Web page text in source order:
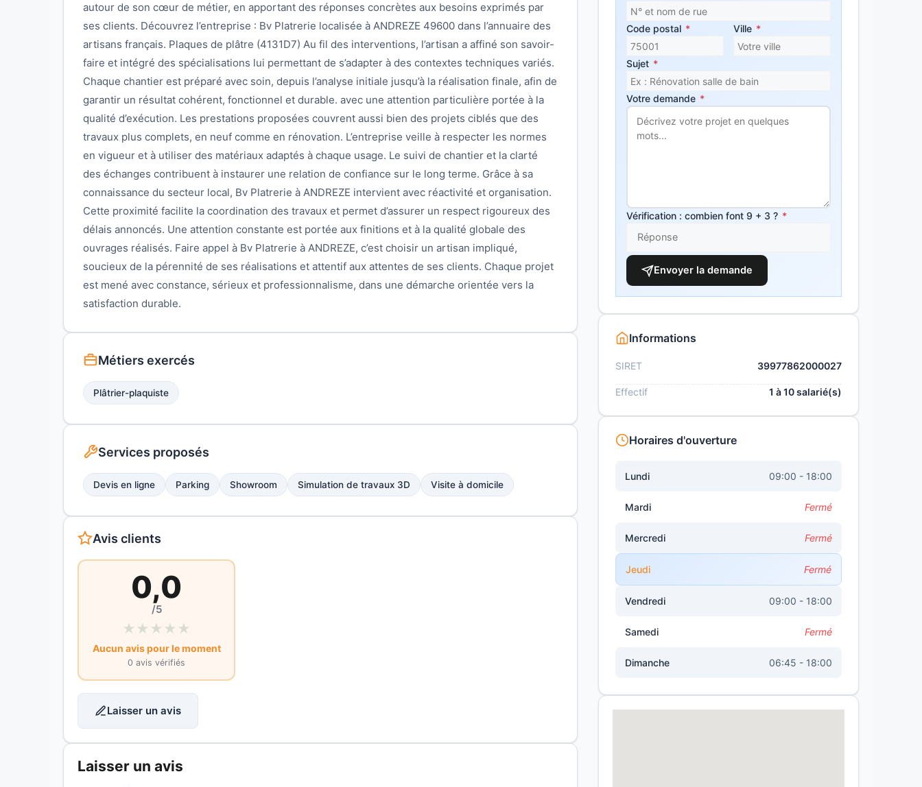
autour de son cœur de métier, en apportant des réponses concrètes aux besoins exprimés par
ses clients. Découvrez l’entreprise : Bv Platrerie localisée à ANDREZE 49600 dans l’annuaire des
artisans français. Plaques de plâtre (4131D7) Au fil des interventions, l’artisan a affiné son savoir-
faire et intégré des spécialisations lui permettant de s’adapter à des contextes techniques variés.
Chaque chantier est préparé avec soin, depuis l’analyse initiale jusqu’à la réalisation finale, afin de
garantir un résultat cohérent, fonctionnel et durable. avec une attention particulière portée à la
qualité d’exécution. Les prestations proposées couvrent aussi bien des projets ciblés que des
travaux plus complets, en neuf comme en rénovation. L’entreprise veille à respecter les normes
en vigueur et à utiliser des matériaux adaptés à chaque usage. Le suivi de chantier et la clarté
des échanges contribuent à instaurer une relation de confiance sur le long terme. Grâce à sa
connaissance du secteur local, Bv Platrerie à ANDREZE intervient avec réactivité et organisation.
Cette proximité facilite la coordination des travaux et permet d’assurer un respect rigoureux des
délais annoncés. Une attention constante est portée aux finitions et à la qualité globale des
ouvrages réalisés. Faire appel à Bv Platrerie à ANDREZE, c’est choisir un artisan impliqué,
soucieux de la pérennité de ses réalisations et attentif aux attentes de ses clients. Chaque projet
est mené avec constance, sérieux et professionnalisme, dans une démarche orientée vers la
satisfaction durable.
Métiers exercés
Plâtrier-plaquiste
Services proposés
Devis en ligne Parking Showroom Simulation de travaux 3D Visite à domicile
Avis clients
0,0
/5
★ ★ ★ ★ ★
Aucun avis pour le moment
0 avis vérifiés
Laisser un avis
Laisser un avis
Code postal * Ville *
Sujet *
Votre demande *
Vérification : combien font 9 + 3 ? *
Envoyer la demande
Informations
SIRET 39977862000027
Effectif 1 à 10 salarié(s)
Horaires d'ouverture
Lundi 09:00 - 18:00
Mardi Fermé
Mercredi Fermé
Jeudi Fermé
Vendredi 09:00 - 18:00
Samedi Fermé
Dimanche 06:45 - 18:00